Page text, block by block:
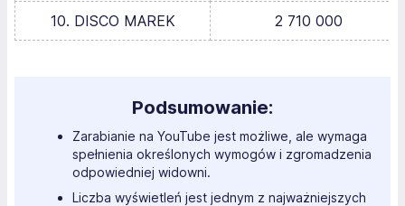
10. DISCO MAREK 2 710 000
Podsumowanie:
Zarabianie na YouTube jest możliwe, ale wymaga
spełnienia określonych wymogów i zgromadzenia
odpowiedniej widowni.
Liczba wyświetleń jest jednym z najważniejszych